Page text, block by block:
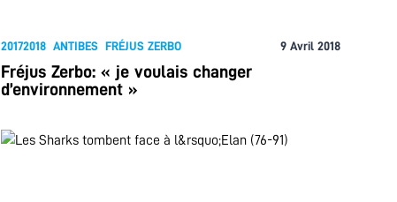
20172018 ANTIBES FRÉJUS ZERBO 9 Avril 2018
Fréjus Zerbo: « je voulais changer
d’environnement »